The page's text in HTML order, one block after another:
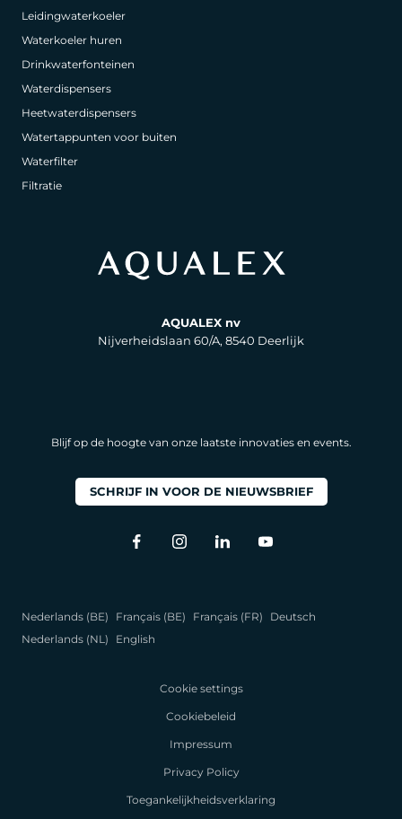
Leidingwaterkoeler
Waterkoeler huren
Drinkwaterfonteinen
Waterdispensers
Heetwaterdispensers
Watertappunten voor buiten
Waterfilter
Filtratie
AQUALEX nv
Nijverheidslaan 60/A, 8540 Deerlijk
Blijf op de hoogte van onze laatste innovaties en events.
SCHRIJF IN VOOR DE NIEUWSBRIEF
Nederlands (BE) Français (BE) Français (FR)
Deutsch
Nederlands (NL)
English
Cookie settings
Cookiebeleid
Impressum
Privacy Policy
Toegankelijkheidsverklaring